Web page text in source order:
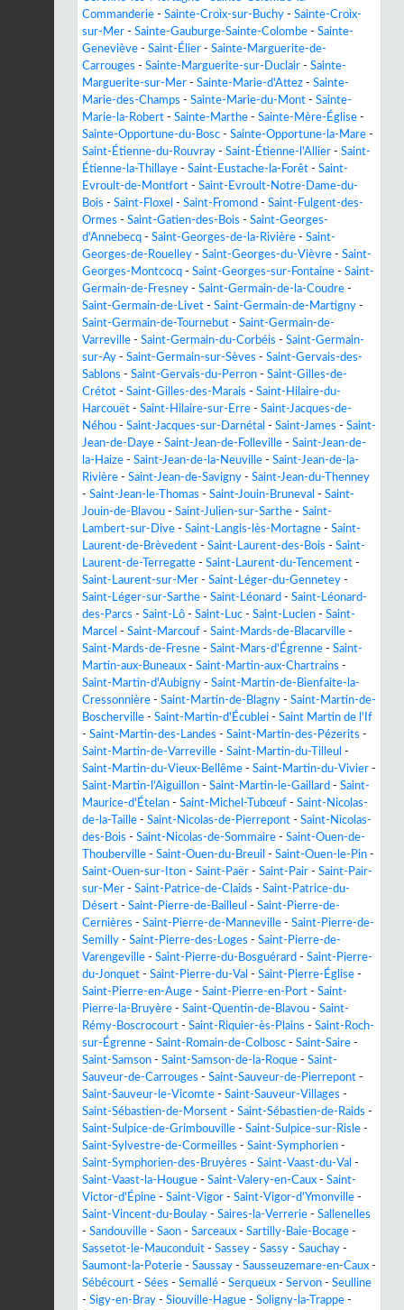
Commanderie - Sainte-Croix-sur-Buchy - Sainte-Croix-
sur-Mer - Sainte-Gauburge-Sainte-Colombe - Sainte-
Geneviève - Saint-Élier - Sainte-Marguerite-de-
Carrouges - Sainte-Marguerite-sur-Duclair - Sainte-
Marguerite-sur-Mer - Sainte-Marie-d'Attez - Sainte-
Marie-des-Champs - Sainte-Marie-du-Mont - Sainte-
Marie-la-Robert - Sainte-Marthe - Sainte-Mère-Église -
Sainte-Opportune-du-Bosc - Sainte-Opportune-la-Mare -
Saint-Étienne-du-Rouvray - Saint-Étienne-l'Allier - Saint-
Étienne-la-Thillaye - Saint-Eustache-la-Forêt - Saint-
Evroult-de-Montfort - Saint-Evroult-Notre-Dame-du-
Bois - Saint-Floxel - Saint-Fromond - Saint-Fulgent-des-
Ormes - Saint-Gatien-des-Bois - Saint-Georges-
d'Annebecq - Saint-Georges-de-la-Rivière - Saint-
Georges-de-Rouelley - Saint-Georges-du-Vièvre - Saint-
Georges-Montcocq - Saint-Georges-sur-Fontaine - Saint-
Germain-de-Fresney - Saint-Germain-de-la-Coudre -
Saint-Germain-de-Livet - Saint-Germain-de-Martigny -
Saint-Germain-de-Tournebut - Saint-Germain-de-
Varreville - Saint-Germain-du-Corbéis - Saint-Germain-
sur-Ay - Saint-Germain-sur-Sèves - Saint-Gervais-des-
Sablons - Saint-Gervais-du-Perron - Saint-Gilles-de-
Crétot - Saint-Gilles-des-Marais - Saint-Hilaire-du-
Harcouët - Saint-Hilaire-sur-Erre - Saint-Jacques-de-
Néhou - Saint-Jacques-sur-Darnétal - Saint-James - Saint-
Jean-de-Daye - Saint-Jean-de-Folleville - Saint-Jean-de-
la-Haize - Saint-Jean-de-la-Neuville - Saint-Jean-de-la-
Rivière - Saint-Jean-de-Savigny - Saint-Jean-du-Thenney
- Saint-Jean-le-Thomas - Saint-Jouin-Bruneval - Saint-
Jouin-de-Blavou - Saint-Julien-sur-Sarthe - Saint-
Lambert-sur-Dive - Saint-Langis-lès-Mortagne - Saint-
Laurent-de-Brèvedent - Saint-Laurent-des-Bois - Saint-
Laurent-de-Terregatte - Saint-Laurent-du-Tencement -
Saint-Laurent-sur-Mer - Saint-Léger-du-Gennetey -
Saint-Léger-sur-Sarthe - Saint-Léonard - Saint-Léonard-
des-Parcs - Saint-Lô - Saint-Luc - Saint-Lucien - Saint-
Marcel - Saint-Marcouf - Saint-Mards-de-Blacarville -
Saint-Mards-de-Fresne - Saint-Mars-d'Égrenne - Saint-
Martin-aux-Buneaux - Saint-Martin-aux-Chartrains -
Saint-Martin-d'Aubigny - Saint-Martin-de-Bienfaite-la-
Cressonnière - Saint-Martin-de-Blagny - Saint-Martin-de-
Boscherville - Saint-Martin-d'Écublei - Saint Martin de l'If
- Saint-Martin-des-Landes - Saint-Martin-des-Pézerits -
Saint-Martin-de-Varreville - Saint-Martin-du-Tilleul -
Saint-Martin-du-Vieux-Bellême - Saint-Martin-du-Vivier -
Saint-Martin-l'Aiguillon - Saint-Martin-le-Gaillard - Saint-
Maurice-d'Ételan - Saint-Michel-Tubœuf - Saint-Nicolas-
de-la-Taille - Saint-Nicolas-de-Pierrepont - Saint-Nicolas-
des-Bois - Saint-Nicolas-de-Sommaire - Saint-Ouen-de-
Thouberville - Saint-Ouen-du-Breuil - Saint-Ouen-le-Pin -
Saint-Ouen-sur-Iton - Saint-Paër - Saint-Pair - Saint-Pair-
sur-Mer - Saint-Patrice-de-Claids - Saint-Patrice-du-
Désert - Saint-Pierre-de-Bailleul - Saint-Pierre-de-
Cernières - Saint-Pierre-de-Manneville - Saint-Pierre-de-
Semilly - Saint-Pierre-des-Loges - Saint-Pierre-de-
Varengeville - Saint-Pierre-du-Bosguérard - Saint-Pierre-
du-Jonquet - Saint-Pierre-du-Val - Saint-Pierre-Église -
Saint-Pierre-en-Auge - Saint-Pierre-en-Port - Saint-
Pierre-la-Bruyère - Saint-Quentin-de-Blavou - Saint-
Rémy-Boscrocourt - Saint-Riquier-ès-Plains - Saint-Roch-
sur-Égrenne - Saint-Romain-de-Colbosc - Saint-Saire -
Saint-Samson - Saint-Samson-de-la-Roque - Saint-
Sauveur-de-Carrouges - Saint-Sauveur-de-Pierrepont -
Saint-Sauveur-le-Vicomte - Saint-Sauveur-Villages -
Saint-Sébastien-de-Morsent - Saint-Sébastien-de-Raids -
Saint-Sulpice-de-Grimbouville - Saint-Sulpice-sur-Risle -
Saint-Sylvestre-de-Cormeilles - Saint-Symphorien -
Saint-Symphorien-des-Bruyères - Saint-Vaast-du-Val -
Saint-Vaast-la-Hougue - Saint-Valery-en-Caux - Saint-
Victor-d'Épine - Saint-Vigor - Saint-Vigor-d'Ymonville -
Saint-Vincent-du-Boulay - Saires-la-Verrerie - Sallenelles
- Sandouville - Saon - Sarceaux - Sartilly-Baie-Bocage -
Sassetot-le-Mauconduit - Sassey - Sassy - Sauchay -
Saumont-la-Poterie - Saussay - Sausseuzemare-en-Caux -
Sébécourt - Sées - Semallé - Serqueux - Servon - Seulline
- Sigy-en-Bray - Siouville-Hague - Soligny-la-Trappe -